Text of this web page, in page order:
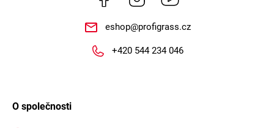
eshop@profigrass.cz
+420 544 234 046
O společnosti